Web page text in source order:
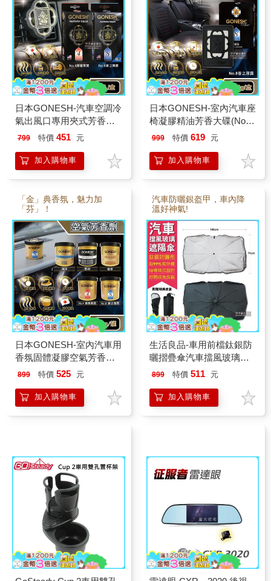
日本GONESH-汽車空調冷
氣出風口專用夾式芳香劑1
入/盒(室內持久芳香型)
799 特價 451 元
加入購物車
日本GONESH-室內汽車座
椅凝膠精油芳香大碟(No.8
春之薄霧) 180g/盒(內附雙
999 特價 619 元
加入購物車
「金」典香氛，魅力加
「芬」！
日本GONESH-室內汽車用
香氛固體凝膠空氣芳香劑
78g/罐
899 特價 525 元
加入購物車
汽車防曬銀盔甲，車內降
溫好神氣!
生活良品-車用前檔鈦銀防
曬摺疊傘汽車擋風玻璃遮
陽板(附皮質傘套)
899 特價 511 元
加入購物車